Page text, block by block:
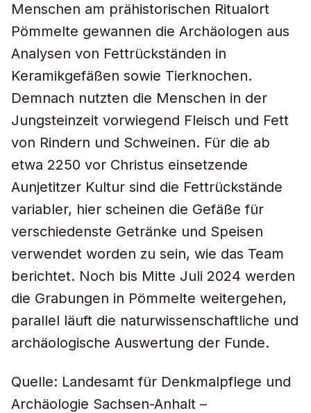
Menschen am prähistorischen Ritualort
Pömmelte gewannen die Archäologen aus
Analysen von Fettrückständen in
Keramikgefäßen sowie Tierknochen.
Demnach nutzten die Menschen in der
Jungsteinzeit vorwiegend Fleisch und Fett
von Rindern und Schweinen. Für die ab
etwa 2250 vor Christus einsetzende
Aunjetitzer Kultur sind die Fettrückstände
variabler, hier scheinen die Gefäße für
verschiedenste Getränke und Speisen
verwendet worden zu sein, wie das Team
berichtet. Noch bis Mitte Juli 2024 werden
die Grabungen in Pömmelte weitergehen,
parallel läuft die naturwissenschaftliche und
archäologische Auswertung der Funde.
Quelle: Landesamt für Denkmalpflege und
Archäologie Sachsen-Anhalt –